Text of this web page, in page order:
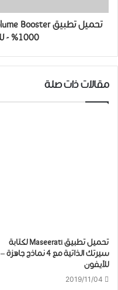
1000% - للآيفون و الأندرويد
مقالات ذات صلة
تحميل ﺗﻄﺒﻴﻖ Maseerati لكتابة
سيرتك الذاتية مع 4 ﻧﻤﺎﺫﺝ جاهزة –
للآيفون
2019/11/04